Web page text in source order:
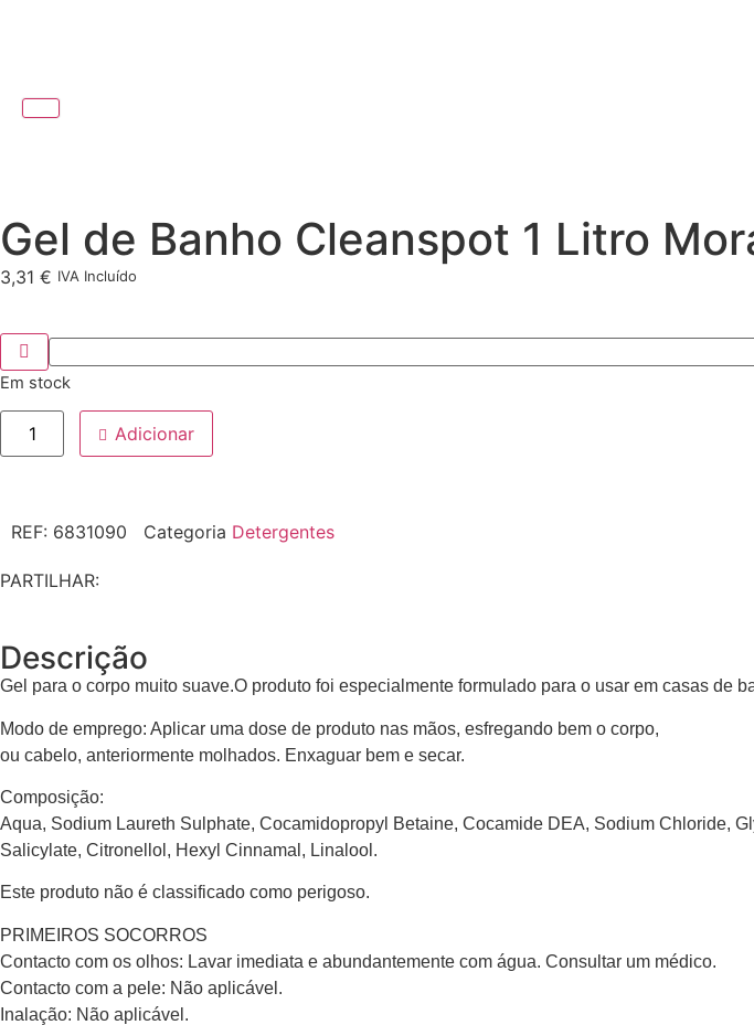
Gel de Banho Cleanspot 1 Litro
3,31 € IVA Incluído
Em stock
Adicionar
REF: 6831090 Categoria Detergentes
PARTILHAR:
Descrição
Gel para o corpo muito suave.O produto foi especialmente formulado para o usar em casas de
Modo de emprego: Aplicar uma dose de produto nas mãos, esfregando bem o corpo,
ou cabelo, anteriormente molhados. Enxaguar bem e secar.
Composição:
Aqua, Sodium Laureth Sulphate, Cocamidopropyl Betaine, Cocamide DEA, Sodium Chloride,
Salicylate, Citronellol, Hexyl Cinnamal, Linalool.
Este produto não é classificado como perigoso.
PRIMEIROS SOCORROS
Contacto com os olhos: Lavar imediata e abundantemente com água. Consultar um médico.
Contacto com a pele: Não aplicável.
Inalação: Não aplicável.